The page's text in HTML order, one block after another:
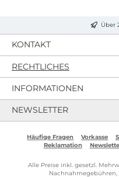
Über
KONTAKT
RECHTLICHES
INFORMATIONEN
NEWSLETTER
Häufige Fragen Vorkasse
Reklamation
Alle Preise inkl. gesetzl.
Nachnahmegebühren,